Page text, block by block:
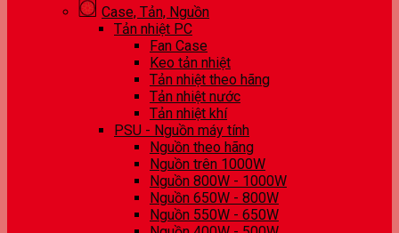
Case, Tản, Nguồn
Tản nhiệt PC
Fan Case
Keo tản nhiệt
Tản nhiệt theo hãng
Tản nhiệt nước
Tản nhiệt khí
PSU - Nguồn máy tính
Nguồn theo hãng
Nguồn trên 1000W
Nguồn 800W - 1000W
Nguồn 650W - 800W
Nguồn 550W - 650W